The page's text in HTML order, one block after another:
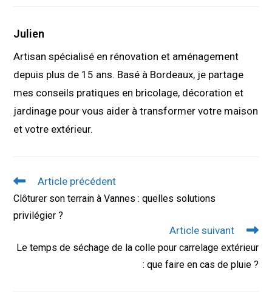
Julien
Artisan spécialisé en rénovation et aménagement
depuis plus de 15 ans. Basé à Bordeaux, je partage
mes conseils pratiques en bricolage, décoration et
jardinage pour vous aider à transformer votre maison
et votre extérieur.
Read
articles
Article précédent
Clôturer son terrain à Vannes : quelles solutions
privilégier ?
Article suivant
Le temps de séchage de la colle pour carrelage extérieur
: que faire en cas de pluie ?